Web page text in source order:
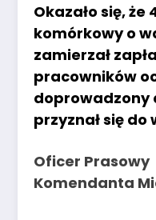
Okazało się,
komórkowy o
zamierzał
pracowników
doprowadzony
przyznał się
Oficer Prasowy
Komendanta